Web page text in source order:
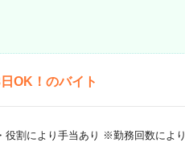
OK！のバイト
割により手当あり ※勤務回数によ